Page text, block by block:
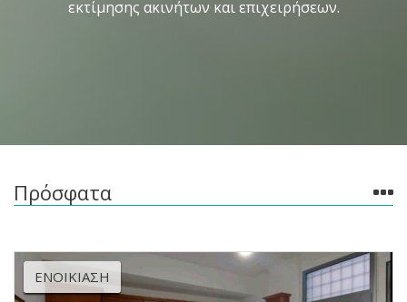
εκτίμησης ακινήτων και επιχειρήσεων.
Πρόσφατα
ΕΝΟΙΚΊΑΣΗ